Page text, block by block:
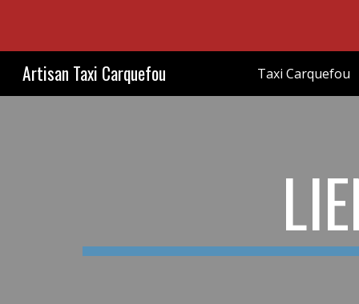
Artisan Taxi Carquefou Taxi Carquefou